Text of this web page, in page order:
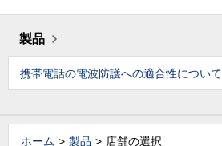
製品
携帯電話の電波防護への適合性について
ホーム 製品 店舗の選択